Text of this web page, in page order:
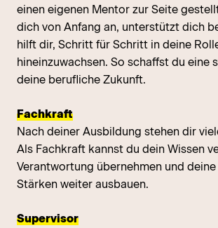
einen eigenen Mentor zur Seite
dich von Anfang an, unterstützt dich
hilft dir, Schritt für Schritt in deine
hineinzuwachsen. So schaffst du eine
deine berufliche Zukunft.
Fachkraft
Nach deiner Ausbildung stehen dir
Als Fachkraft kannst du dein Wissen
Verantwortung übernehmen und
Stärken weiter ausbauen.
Supervisor